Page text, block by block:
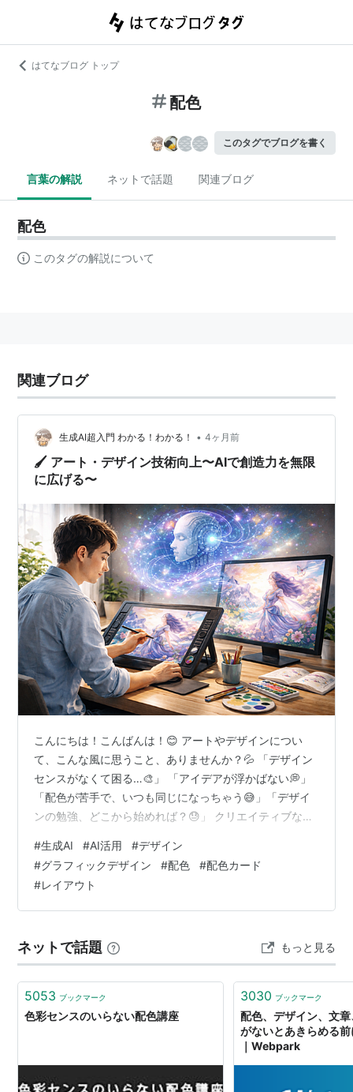
はてなブログ トップ
配色
このタグでブログを書く
言葉の解説 ネットで話題 関連ブログ
配色
このタグの解説について
関連ブログ
生成AI超入門 わかる！わかる！ • 4ヶ月前
🖌️ アート・デザイン技術向上〜AIで創造力を無限
に広げる〜
こんにちは！こんばんは！😊 アートやデザインについ
て、こんな風に思うこと、ありませんか？💦 「デザイン
センスがなくて困る…🎨」 「アイデアが浮かばない💭」
「配色が苦手で、いつも同じになっちゃう😅」「デザイ
ンの勉強、どこから始めれば？😓」 クリエイティブなこ
🤔 でも実は、生成AIがあなたの創造力をサポートしてく
れるんです🤖✨ 今日は、AIを使ったアート・デザイン技
術向上術をご紹介します🌸 😓 アート・デザインの「ある
ある」悩み クリエイティブで困るポイントって、こんな
色センスがない😅 …
#生成AI #AI活用 #デザイン
#グラフィックデザイン #配色 #配色カード
#レイアウト
ネットで話題 もっと見る
5053 ブックマーク
色彩センスのいらない配色講座
3030 ブックマーク
配色、デザイン、文
がないとあきらめる
｜Webpark